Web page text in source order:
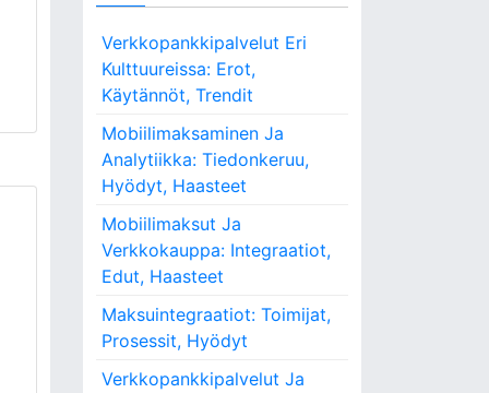
Verkkopankkipalvelut Eri
Kulttuureissa: Erot,
Käytännöt, Trendit
Mobiilimaksaminen Ja
Analytiikka: Tiedonkeruu,
Hyödyt, Haasteet
Mobiilimaksut Ja
Verkkokauppa: Integraatiot,
Edut, Haasteet
Maksuintegraatiot: Toimijat,
Prosessit, Hyödyt
Verkkopankkipalvelut Ja